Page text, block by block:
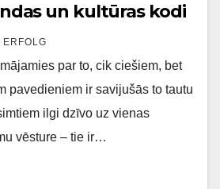
un kultūras kodi
ERFOLG
par to, cik ciešiem, bet
pavedieniem ir savijušās to tautu
ilgi dzīvo uz vienas
vēsture – tie ir…